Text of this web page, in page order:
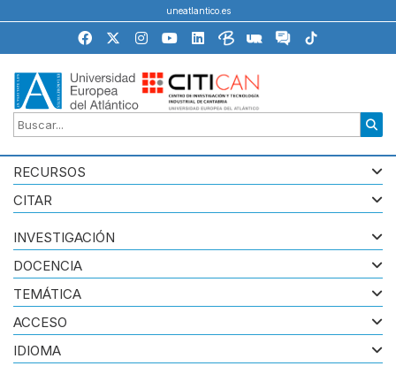
uneatlantico.es
RECURSOS
CITAR
INVESTIGACIÓN
DOCENCIA
TEMÁTICA
ACCESO
IDIOMA